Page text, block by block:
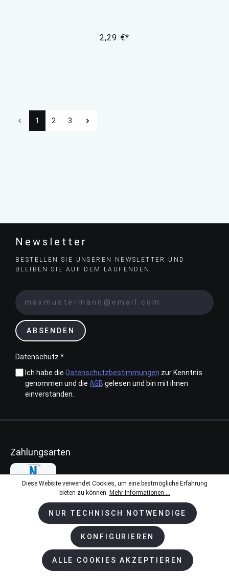
2,29 €*
1 2 3
Newsletter
BESTELLEN SIE UNSEREN NEWSLETTER UND
BLEIBEN SIE AUF DEM LAUFENDEN.
ABSENDEN
Datenschutz *
Ich habe die Datenschutzbestimmungen zur Kenntnis
genommen und die AGB gelesen und bin mit ihnen
einverstanden.
Zahlungsarten
Kundenservice & Beratung
+ 49 2594 - 50 99 99-0
Mo-Do 08:00 - 17:00 Uhr
Fr 08:00 - 14:30 Uhr
Diese Website verwendet Cookies, um eine bestmögliche Erfahrung
bieten zu können. Mehr Informationen ...
NUR TECHNISCH NOTWENDIGE
KONFIGURIEREN
ALLE COOKIES AKZEPTIEREN